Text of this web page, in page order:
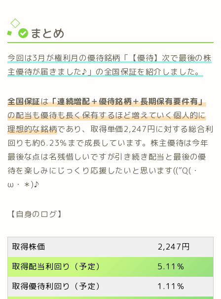
まとめ
今回は3月が権利月の優待銘柄「【優待】次で最後の株
主優待が届きました♪」の全国保証を紹介しました。
全国保証は「連続増配＋優待銘柄＋長期保有要件有」
の配当も優待も長く保有するほど増えていく個人的に
理想的な銘柄であり、取得単価2,247円に対する総合利
回りも約6.23％まで成長しています。株主優待は今年
最後な点は名残惜しいですが引き続き配当と最後の優
待を楽しみにじっくり応援したいと思います((“Q(・
ω・＊)♪
【自身のログ】
取得株価
2,247円
取得配当利回り（予定）
5.11％
取得優待利回り（予定）
1.11％